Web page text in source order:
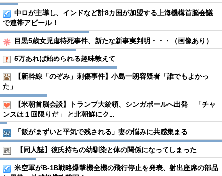
中ロが主導し、インドなど計8カ国が加盟する上海機構首脳会議
で連帯アピール！
目黒5歳女児虐待死事件、新たな新事実判明・・・（画像あり）
5万あれば始められる趣味教えて
【新幹線「のぞみ」刺傷事件】小島一朗容疑者「誰でもよかっ
た」
【米朝首脳会談】トランプ大統領、シンガポールへ出発 「チャ
ンスは１回限りだ」 と北朝鮮にク...
「飯がまずいと平気で残される」妻の悩みに共感集まる
【同人誌】彼氏持ちの幼馴染と体の関係になってしまった
米空軍がB-1B戦略爆撃機全機の飛行停止を発表、射出座席の部品